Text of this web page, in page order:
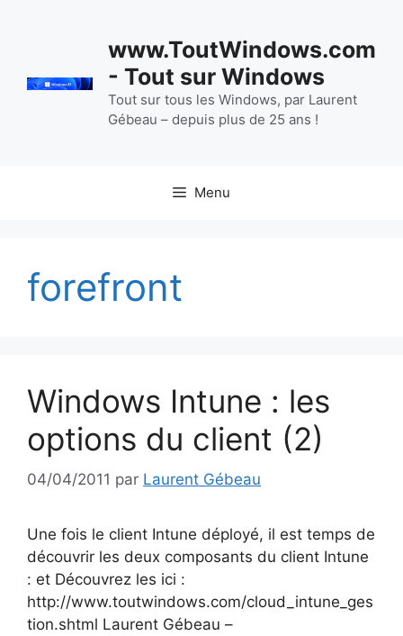
www.ToutWindows.com
- Tout sur Windows
Tout sur tous les Windows, par Laurent
Gébeau – depuis plus de 25 ans !
Menu
forefront
Windows Intune : les
options du client (2)
04/04/2011 par Laurent Gébeau
Une fois le client Intune déployé, il est temps de
découvrir les deux composants du client Intune
: et Découvrez les ici :
http://www.toutwindows.com/cloud_intune_ges
tion.shtml Laurent Gébeau –